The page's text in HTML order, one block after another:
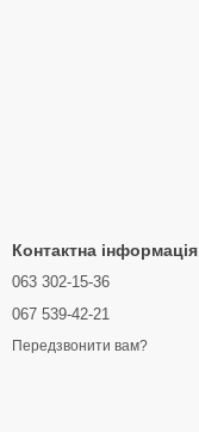
Контактна інформація
063 302-15-36
067 539-42-21
Передзвонити вам?